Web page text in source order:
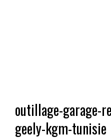
outillage-garage-
geely-kgm-tunisie